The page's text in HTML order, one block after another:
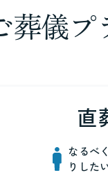
葬儀プ
直
なるべ
りした